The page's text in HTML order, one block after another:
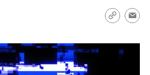
Diese wird wie die
Libanon vom Iran
Link